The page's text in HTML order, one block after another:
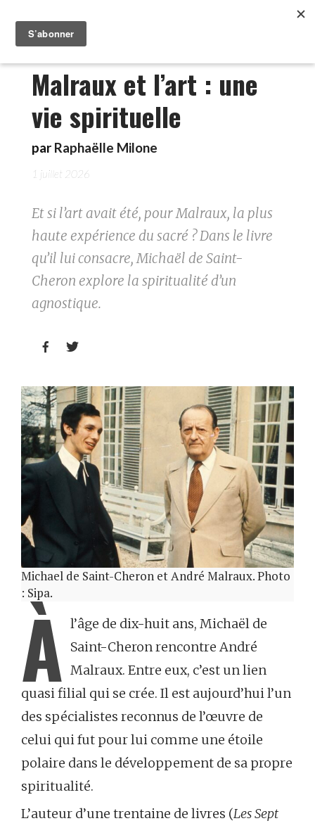
Malraux et l’art : une
vie spirituelle
par Raphaëlle Milone
1 juillet 2026
Et si l’art avait été, pour Malraux, la plus
haute expérience du sacré ? Dans le livre
qu’il lui consacre, Michaël de Saint-
Cheron explore la spiritualité d’un
agnostique.
 
Michael de Saint-Cheron et André Malraux. Photo
: Sipa.
À l’âge de dix-huit ans, Michaël de
Saint-Cheron rencontre André
Malraux. Entre eux, c’est un lien
quasi filial qui se crée. Il est aujourd’hui l’un
des spécialistes reconnus de l’œuvre de
celui qui fut pour lui comme une étoile
polaire dans le développement de sa propre
spiritualité.
L’auteur d’une trentaine de livres (Les Sept